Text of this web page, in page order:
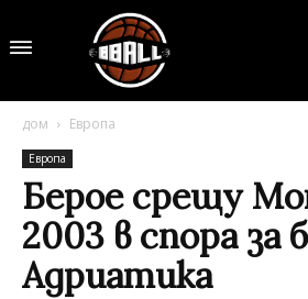
дом Европа
Европа
Берое срещу
2003 в спора за
Адриатика